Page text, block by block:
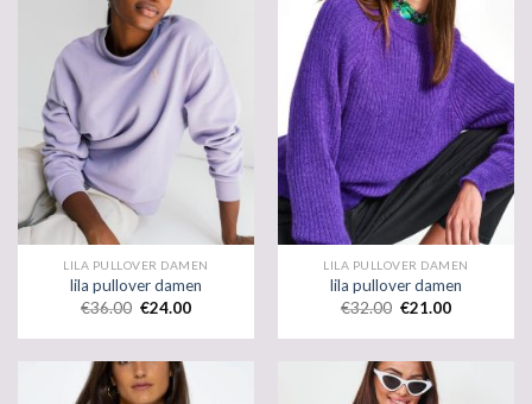
LILA PULLOVER DAMEN
lila pullover damen
€36.00 €24.00
LILA PULLOVER DAMEN
lila pullover damen
€32.00 €21.00